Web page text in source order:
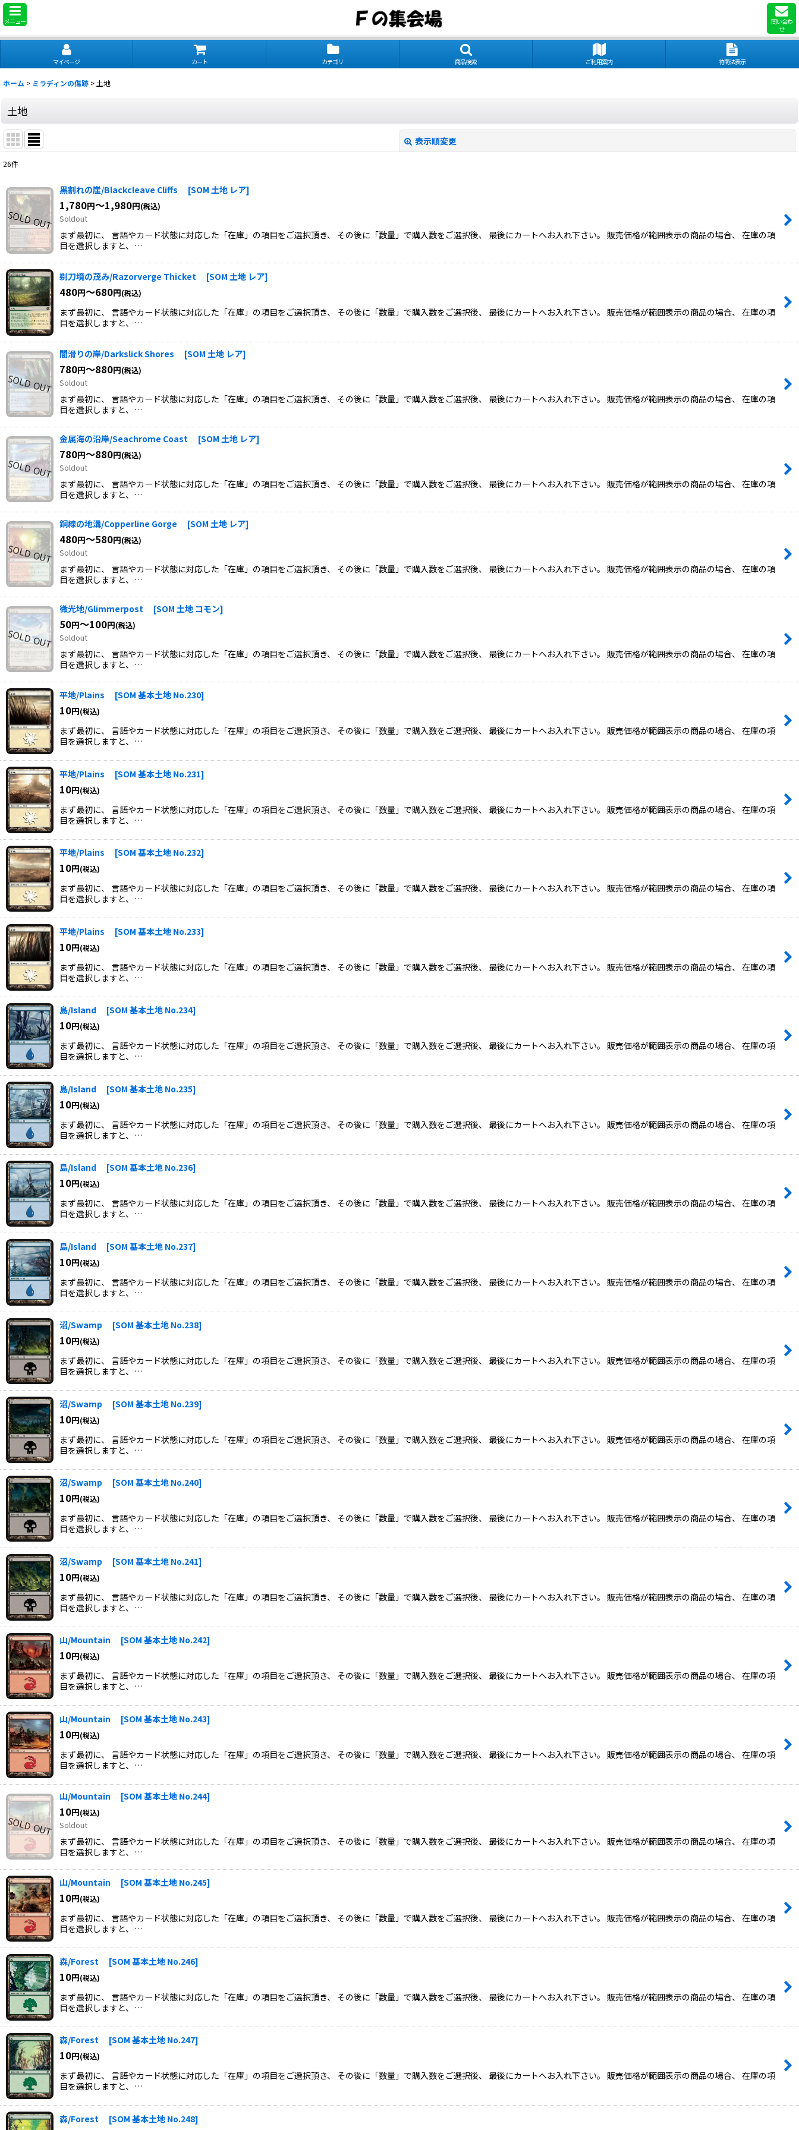
メニュー
問い合わ
せ
マイページ カート カテゴリ 商品検索 ご利用案内 特商法表示
ホーム > ミラディンの傷跡 > 土地
土地
表示順変更
並び順
絞り込む
26件
黒割れの崖/Blackcleave Cliffs [SOM 土地 レア]
1,780円～1,980円(税込)
Soldout
まず最初に、 言語やカード状態に対応した「在庫」の項目をご選択頂き、 その後に「数量」で購入数をご選択後、 最後にカートへお入れ下さい。 販売価格が範囲表示の商品の場合、 在庫の項
目を選択しますと、…
剃刀境の茂み/Razorverge Thicket [SOM 土地 レア]
480円～680円(税込)
まず最初に、 言語やカード状態に対応した「在庫」の項目をご選択頂き、 その後に「数量」で購入数をご選択後、 最後にカートへお入れ下さい。 販売価格が範囲表示の商品の場合、 在庫の項
目を選択しますと、…
闇滑りの岸/Darkslick Shores [SOM 土地 レア]
780円～880円(税込)
Soldout
まず最初に、 言語やカード状態に対応した「在庫」の項目をご選択頂き、 その後に「数量」で購入数をご選択後、 最後にカートへお入れ下さい。 販売価格が範囲表示の商品の場合、 在庫の項
目を選択しますと、…
金属海の沿岸/Seachrome Coast [SOM 土地 レア]
780円～880円(税込)
Soldout
まず最初に、 言語やカード状態に対応した「在庫」の項目をご選択頂き、 その後に「数量」で購入数をご選択後、 最後にカートへお入れ下さい。 販売価格が範囲表示の商品の場合、 在庫の項
目を選択しますと、…
銅線の地溝/Copperline Gorge [SOM 土地 レア]
480円～580円(税込)
Soldout
まず最初に、 言語やカード状態に対応した「在庫」の項目をご選択頂き、 その後に「数量」で購入数をご選択後、 最後にカートへお入れ下さい。 販売価格が範囲表示の商品の場合、 在庫の項
目を選択しますと、…
微光地/Glimmerpost [SOM 土地 コモン]
50円～100円(税込)
Soldout
まず最初に、 言語やカード状態に対応した「在庫」の項目をご選択頂き、 その後に「数量」で購入数をご選択後、 最後にカートへお入れ下さい。 販売価格が範囲表示の商品の場合、 在庫の項
目を選択しますと、…
平地/Plains [SOM 基本土地 No.230]
10円(税込)
まず最初に、 言語やカード状態に対応した「在庫」の項目をご選択頂き、 その後に「数量」で購入数をご選択後、 最後にカートへお入れ下さい。 販売価格が範囲表示の商品の場合、 在庫の項
目を選択しますと、…
平地/Plains [SOM 基本土地 No.231]
10円(税込)
まず最初に、 言語やカード状態に対応した「在庫」の項目をご選択頂き、 その後に「数量」で購入数をご選択後、 最後にカートへお入れ下さい。 販売価格が範囲表示の商品の場合、 在庫の項
目を選択しますと、…
平地/Plains [SOM 基本土地 No.232]
10円(税込)
まず最初に、 言語やカード状態に対応した「在庫」の項目をご選択頂き、 その後に「数量」で購入数をご選択後、 最後にカートへお入れ下さい。 販売価格が範囲表示の商品の場合、 在庫の項
目を選択しますと、…
平地/Plains [SOM 基本土地 No.233]
10円(税込)
まず最初に、 言語やカード状態に対応した「在庫」の項目をご選択頂き、 その後に「数量」で購入数をご選択後、 最後にカートへお入れ下さい。 販売価格が範囲表示の商品の場合、 在庫の項
目を選択しますと、…
島/Island [SOM 基本土地 No.234]
10円(税込)
まず最初に、 言語やカード状態に対応した「在庫」の項目をご選択頂き、 その後に「数量」で購入数をご選択後、 最後にカートへお入れ下さい。 販売価格が範囲表示の商品の場合、 在庫の項
目を選択しますと、…
島/Island [SOM 基本土地 No.235]
10円(税込)
まず最初に、 言語やカード状態に対応した「在庫」の項目をご選択頂き、 その後に「数量」で購入数をご選択後、 最後にカートへお入れ下さい。 販売価格が範囲表示の商品の場合、 在庫の項
目を選択しますと、…
島/Island [SOM 基本土地 No.236]
10円(税込)
まず最初に、 言語やカード状態に対応した「在庫」の項目をご選択頂き、 その後に「数量」で購入数をご選択後、 最後にカートへお入れ下さい。 販売価格が範囲表示の商品の場合、 在庫の項
目を選択しますと、…
島/Island [SOM 基本土地 No.237]
10円(税込)
まず最初に、 言語やカード状態に対応した「在庫」の項目をご選択頂き、 その後に「数量」で購入数をご選択後、 最後にカートへお入れ下さい。 販売価格が範囲表示の商品の場合、 在庫の項
目を選択しますと、…
沼/Swamp [SOM 基本土地 No.238]
10円(税込)
まず最初に、 言語やカード状態に対応した「在庫」の項目をご選択頂き、 その後に「数量」で購入数をご選択後、 最後にカートへお入れ下さい。 販売価格が範囲表示の商品の場合、 在庫の項
目を選択しますと、…
沼/Swamp [SOM 基本土地 No.239]
10円(税込)
まず最初に、 言語やカード状態に対応した「在庫」の項目をご選択頂き、 その後に「数量」で購入数をご選択後、 最後にカートへお入れ下さい。 販売価格が範囲表示の商品の場合、 在庫の項
目を選択しますと、…
沼/Swamp [SOM 基本土地 No.240]
10円(税込)
まず最初に、 言語やカード状態に対応した「在庫」の項目をご選択頂き、 その後に「数量」で購入数をご選択後、 最後にカートへお入れ下さい。 販売価格が範囲表示の商品の場合、 在庫の項
目を選択しますと、…
沼/Swamp [SOM 基本土地 No.241]
10円(税込)
まず最初に、 言語やカード状態に対応した「在庫」の項目をご選択頂き、 その後に「数量」で購入数をご選択後、 最後にカートへお入れ下さい。 販売価格が範囲表示の商品の場合、 在庫の項
目を選択しますと、…
山/Mountain [SOM 基本土地 No.242]
10円(税込)
まず最初に、 言語やカード状態に対応した「在庫」の項目をご選択頂き、 その後に「数量」で購入数をご選択後、 最後にカートへお入れ下さい。 販売価格が範囲表示の商品の場合、 在庫の項
目を選択しますと、…
山/Mountain [SOM 基本土地 No.243]
10円(税込)
まず最初に、 言語やカード状態に対応した「在庫」の項目をご選択頂き、 その後に「数量」で購入数をご選択後、 最後にカートへお入れ下さい。 販売価格が範囲表示の商品の場合、 在庫の項
目を選択しますと、…
山/Mountain [SOM 基本土地 No.244]
10円(税込)
Soldout
まず最初に、 言語やカード状態に対応した「在庫」の項目をご選択頂き、 その後に「数量」で購入数をご選択後、 最後にカートへお入れ下さい。 販売価格が範囲表示の商品の場合、 在庫の項
目を選択しますと、…
山/Mountain [SOM 基本土地 No.245]
10円(税込)
まず最初に、 言語やカード状態に対応した「在庫」の項目をご選択頂き、 その後に「数量」で購入数をご選択後、 最後にカートへお入れ下さい。 販売価格が範囲表示の商品の場合、 在庫の項
目を選択しますと、…
森/Forest [SOM 基本土地 No.246]
10円(税込)
まず最初に、 言語やカード状態に対応した「在庫」の項目をご選択頂き、 その後に「数量」で購入数をご選択後、 最後にカートへお入れ下さい。 販売価格が範囲表示の商品の場合、 在庫の項
目を選択しますと、…
森/Forest [SOM 基本土地 No.247]
10円(税込)
まず最初に、 言語やカード状態に対応した「在庫」の項目をご選択頂き、 その後に「数量」で購入数をご選択後、 最後にカートへお入れ下さい。 販売価格が範囲表示の商品の場合、 在庫の項
目を選択しますと、…
森/Forest [SOM 基本土地 No.248]